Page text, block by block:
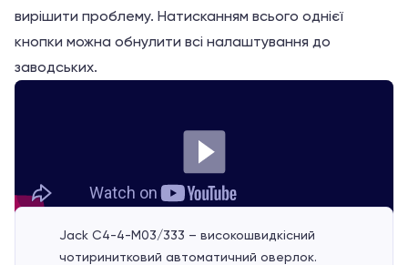
вирішити проблему. Натисканням всього однієї
кнопки можна обнулити всі налаштування до
заводських.
Jack C4-4-M03/333 – високошвидкісний
чотиринитковий автоматичний оверлок.